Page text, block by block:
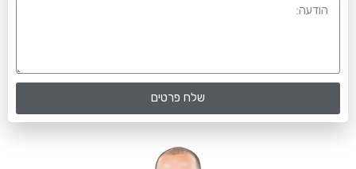
שלח פרטים